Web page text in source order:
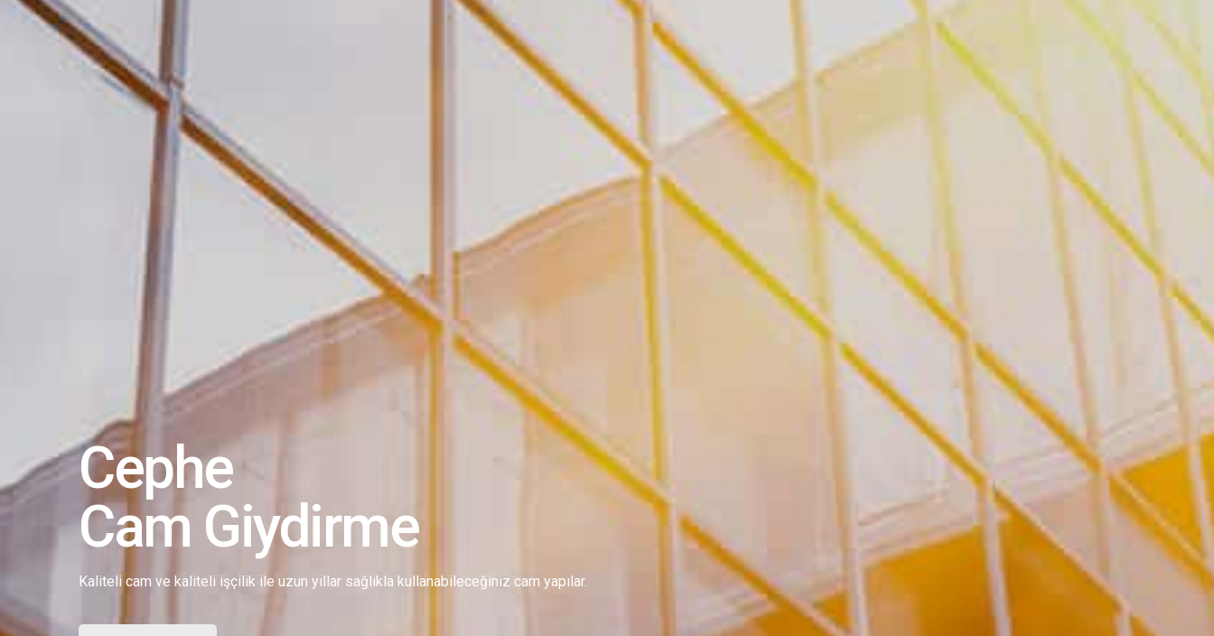
Cephe
Cam Giydirme
Kaliteli cam ve kaliteli işçilik ile uzun yıllar sağlıkla kullanabileceğiniz cam yapılar.